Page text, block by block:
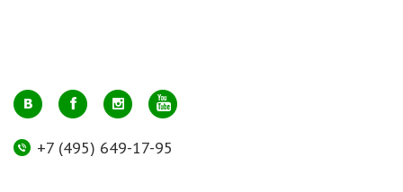
+7 (495) 649-17-95